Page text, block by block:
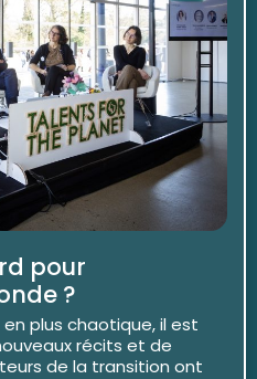
pour
?
plus chaotique, il est
récits et de
de la transition ont